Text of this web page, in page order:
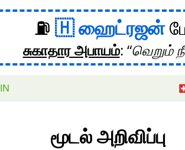
⛽ ஹைட்ரஜன்
சுகாதார அபாயம்: வெறும்
IN
மூடல் அறிவிப்பு